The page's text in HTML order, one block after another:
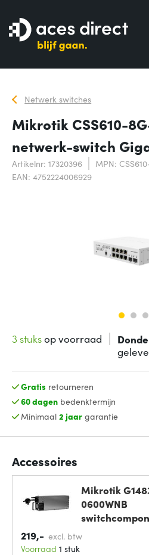
Netwerk switches
Mikrotik CSS610-
netwerk-switch
Artikelnr: 17320396
MPN:
EAN: 4752224006929
3 stuksop voorraad
Gratis retourneren
60 dagenbedenktermijn
Minimaal 2 jaargarantie
Accessoires
Mikrotik
0600WNB
219,- excl. btw
Voorraad 1 stuk